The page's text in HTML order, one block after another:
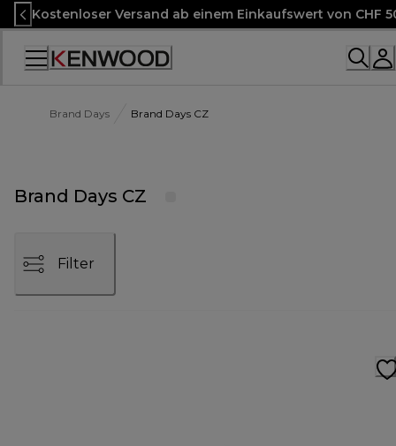
Skip
to
Content
Kostenloser Versand ab einem Einkaufswert von CHF
Accessibility
Brand Days Brand Days CZ
Brand Days CZ
Filter